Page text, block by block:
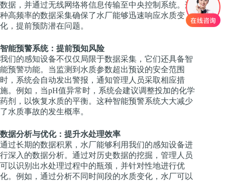
数据，并通过无线网络将信息传输至中央控制系统。这
种高频率的数据采集确保了水厂能够迅速响应水质变
化，提前预防潜在问题。
智能预警系统：提前预知风险
我们的感知设备不仅仅局限于数据采集，它们还具备智
能预警功能。当监测到水质参数超出预设的安全范围
时，系统会自动发出警报，通知管理人员采取相应措
施。例如，当pH值异常时，系统会建议调整投加的化学
药剂，以恢复水质的平衡。这种智能预警系统大大减少
了水质事故的发生概率。
数据分析与优化：提升水处理效率
通过长期的数据积累，水厂能够利用我们的感知设备进
行深入的数据分析。通过对历史数据的挖掘，管理人员
可以识别出水处理过程中的瓶颈，并针对性地进行优
化。例如，通过分析不同时间段的水质变化，水厂可以